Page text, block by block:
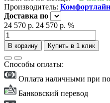
Производитель: Комфортлайн
Доставка по
24 570 р. 24 570 р. %
В корзину Купить в 1 клик
Способы оплаты:
Оплата наличными при
Банковский перевод